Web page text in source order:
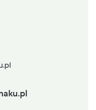
kielkismaku.pl